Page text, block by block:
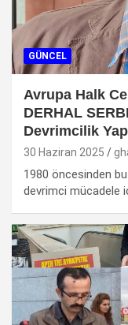
GÜNCEL
Avrupa Halk
DERHAL
Devrimcilik
30 Haziran 2025
1980 öncesinden bu
devrimci mücadele